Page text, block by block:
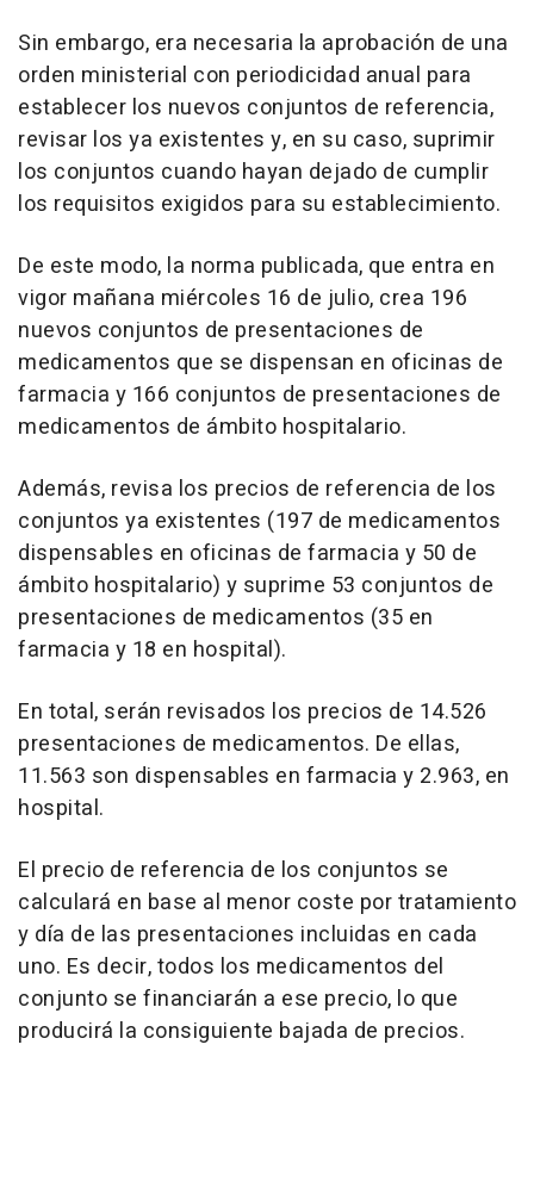
Sin embargo, era necesaria la aprobación de una
orden ministerial con periodicidad anual para
establecer los nuevos conjuntos de referencia,
revisar los ya existentes y, en su caso, suprimir
los conjuntos cuando hayan dejado de cumplir
los requisitos exigidos para su establecimiento.
De este modo, la norma publicada, que entra en
vigor mañana miércoles 16 de julio, crea 196
nuevos conjuntos de presentaciones de
medicamentos que se dispensan en oficinas de
farmacia y 166 conjuntos de presentaciones de
medicamentos de ámbito hospitalario.
Además, revisa los precios de referencia de los
conjuntos ya existentes (197 de medicamentos
dispensables en oficinas de farmacia y 50 de
ámbito hospitalario) y suprime 53 conjuntos de
presentaciones de medicamentos (35 en
farmacia y 18 en hospital).
En total, serán revisados los precios de 14.526
presentaciones de medicamentos. De ellas,
11.563 son dispensables en farmacia y 2.963, en
hospital.
El precio de referencia de los conjuntos se
calculará en base al menor coste por tratamiento
y día de las presentaciones incluidas en cada
uno. Es decir, todos los medicamentos del
conjunto se financiarán a ese precio, lo que
producirá la consiguiente bajada de precios.